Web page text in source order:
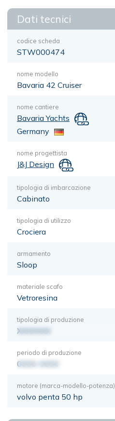
Dati tecnici
codice scheda
STW000474
nome modello
Bavaria 42 Cruiser
nome cantiere
Bavaria Yachts
Germany
nome progettista
J&J Design
tipologia di imbarcazione
Cabinato
tipologia di utilizzo
Crociera
armamento
Sloop
materiale scafo
Vetroresina
tipologia di produzione
XXXXXXX
periodo di produzione
0000-0000
motore (marca-modello-potenza)
volvo penta 50 hp